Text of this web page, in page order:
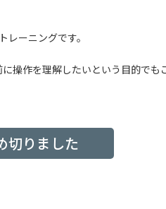
ーニングです。
操作を理解したいという目的でも
切りました